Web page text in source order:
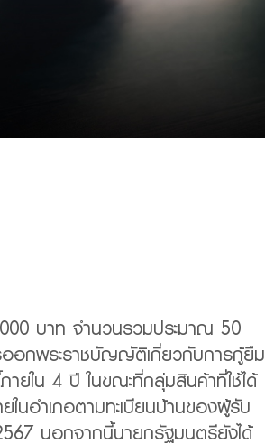
บาท จำนวนรวมประมาณ 50
ออกพระราชบัญญัติเกี่ยวกับการกู้ยืม
ยใน 4 ปี ในขณะที่กลุ่มสินค้าที่ใช้ได้
ในอำเภอตามทะเบียนบ้านของผู้รับ
นอกจากนี้นายกรัฐมนตรียังได้